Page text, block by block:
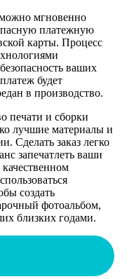
можно мгновенно
платежную
карты. Процесс
ваших
будет
в производство.
печати и сборки
лучшие материалы и
Сделать заказ легко
запечатлеть ваши
создать
фотоальбом,
близких годами.